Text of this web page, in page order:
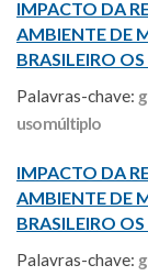
IMPACTO DA
AMBIENTE DE
BRASILEIRO
Palavras-chave:
uso múltiplo
IMPACTO DA
AMBIENTE DE
BRASILEIRO
Palavras-chave: